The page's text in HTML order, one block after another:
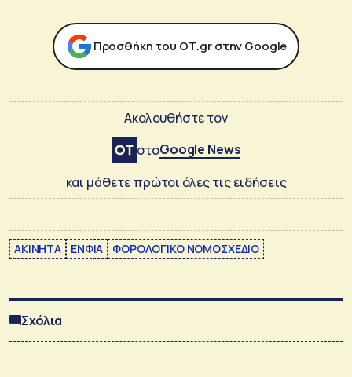
Προσθήκη του ΟΤ.gr στην Google
Ακολουθήστε τον
στοGoogle News
και μάθετε πρώτοι όλες τις ειδήσεις
ΑΚΙΝΗΤΑ ΕΝΦΙΑ ΦΟΡΟΛΟΓΙΚΟ ΝΟΜΟΣΧΕΔΙΟ
Σχόλια